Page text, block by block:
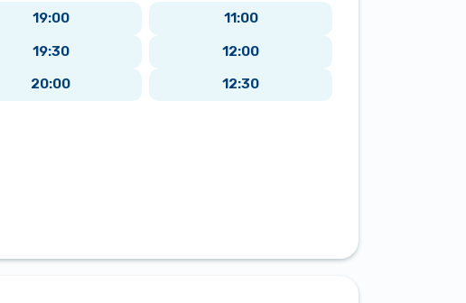
19:00
19:30
20:00
11:00
12:00
12:30